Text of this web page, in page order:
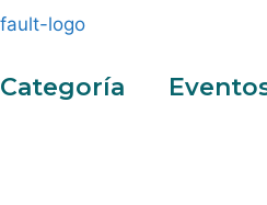
Categoría